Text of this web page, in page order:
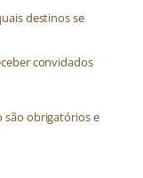
destinos se
convidados
são obrigatórios e